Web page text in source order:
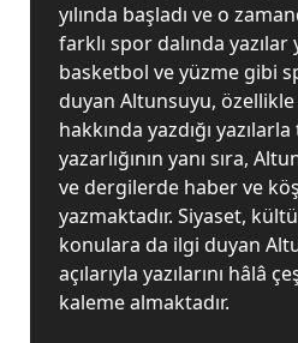
yılında başladı ve o
farklı spor dalında yazılar
basketbol ve yüzme gibi
duyan Altunsuyu,
hakkında yazdığı
yazarlığının yanı sıra,
ve dergilerde haber ve
yazmaktadır. Siyaset,
konulara da ilgi duyan
açılarıyla yazılarını hâlâ
kaleme almaktadır.